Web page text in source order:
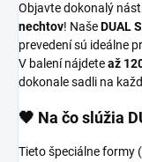
Objavte dokonalý
nechtov! NašeDUAL
prevedení sú ideálne
V balení nájdeteaž
dokonale sadli na
🖤 Na čo slúžia
Tieto špeciálne formy